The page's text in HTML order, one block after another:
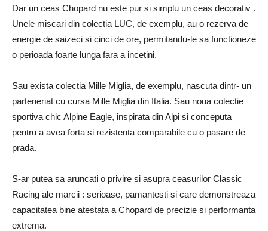
Dar un ceas Chopard nu este pur si simplu un ceas decorativ .
Unele miscari din colectia LUC, de exemplu, au o rezerva de
energie de saizeci si cinci de ore, permitandu-le sa functioneze
o perioada foarte lunga fara a incetini.
Sau exista colectia Mille Miglia, de exemplu, nascuta dintr- un
parteneriat cu cursa Mille Miglia din Italia. Sau noua colectie
sportiva chic Alpine Eagle, inspirata din Alpi si conceputa
pentru a avea forta si rezistenta comparabile cu o pasare de
prada.
S-ar putea sa aruncati o privire si asupra ceasurilor Classic
Racing ale marcii : serioase, pamantesti si care demonstreaza
capacitatea bine atestata a Chopard de precizie si performanta
extrema.